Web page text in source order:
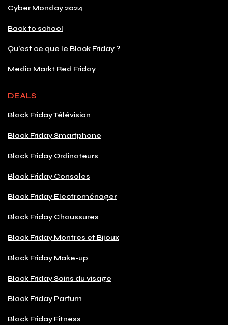
Cyber Monday 2024
Back to school
Qu'est ce que le Black Friday ?
Media Markt Red Friday
DEALS
Black Friday Télévision
Black Friday Smartphone
Black Friday Ordinateurs
Black Friday Consoles
Black Friday Electroménager
Black Friday Chaussures
Black Friday Montres et Bijoux
Black Friday Make-up
Black Friday Soins du visage
Black Friday Parfum
Black Friday Fitness